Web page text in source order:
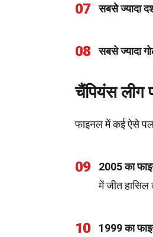
07 सबसे ज्यादा
08 सबसे ज्यादा
चैंपियंस लीग
फाइनल में कई ऐसे
09 2005 का
में जीत हासिल
10 1999 का